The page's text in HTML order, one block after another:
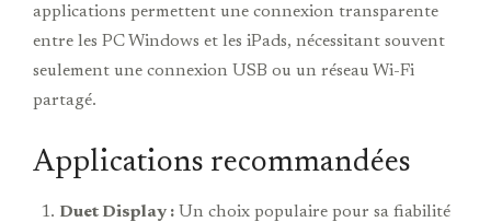
applications permettent une connexion transparente
entre les PC Windows et les iPads, nécessitant souvent
seulement une connexion USB ou un réseau Wi-Fi
partagé.
Applications recommandées
Duet Display : Un choix populaire pour sa fiabilité